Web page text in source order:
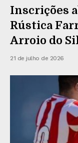
Inscrições
Rústica
Arroio do
21 de julho de 2026